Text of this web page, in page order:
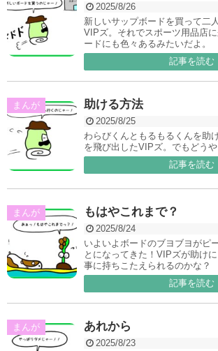
2025/8/26
新しいサップボードを買って二
VIPズ。それでスポーツ用品店
ードにも色々あるみたいだよ。
記事を読む
助ける方法
2025/8/25
まんが
わらびくんともるもるくんを助
を飛び出したVIPズ。でもどう
記事を読む
もはやこれまで？
2025/8/24
まんが
いよいよボードのブヨブヨがピ
とになってきた！VIPズが助け
事に持ちこたえられるのかな？
記事を読む
あれから
2025/8/23
まんが